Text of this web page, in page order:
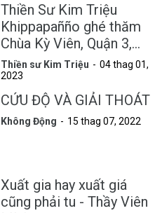
Thiền Sư Kim Triệu
Khippapañño ghé thăm
Chùa Kỳ Viên, Quận 3,
Tp.HCM
Thiền sư Kim Triệu
04 thag 01,
2023
CỨU ĐỘ VÀ GIẢI THOÁT
Không Động 15 thag 07, 2022
Xuất gia hay xuất giá
cũng phải tu - Thầy Viên